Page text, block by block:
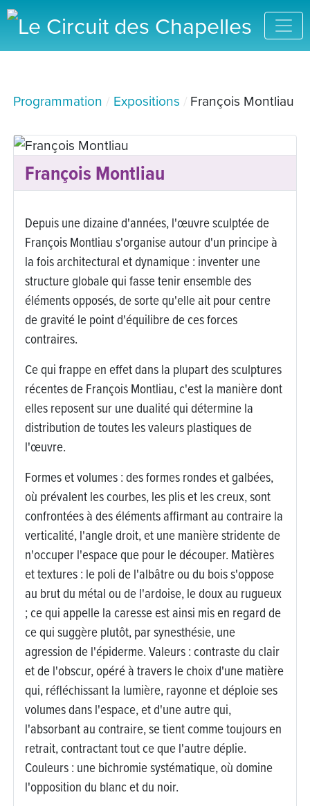
Programmation Expositions François Montliau
François Montliau
Depuis une dizaine d'années, l'œuvre sculptée de
François Montliau s'organise autour d'un principe à
la fois architectural et dynamique : inventer une
structure globale qui fasse tenir ensemble des
éléments opposés, de sorte qu'elle ait pour centre
de gravité le point d'équilibre de ces forces
contraires.
Ce qui frappe en effet dans la plupart des sculptures
récentes de François Montliau, c'est la manière dont
elles reposent sur une dualité qui détermine la
distribution de toutes les valeurs plastiques de
l'œuvre.
Formes et volumes : des formes rondes et galbées,
où prévalent les courbes, les plis et les creux, sont
confrontées à des éléments affirmant au contraire la
verticalité, l'angle droit, et une manière stridente de
n'occuper l'espace que pour le découper. Matières
et textures : le poli de l'albâtre ou du bois s'oppose
au brut du métal ou de l'ardoise, le doux au rugueux
; ce qui appelle la caresse est ainsi mis en regard de
ce qui suggère plutôt, par synesthésie, une
agression de l'épiderme. Valeurs : contraste du clair
et de l'obscur, opéré à travers le choix d'une matière
qui, réfléchissant la lumière, rayonne et déploie ses
volumes dans l'espace, et d'une autre qui,
l'absorbant au contraire, se tient comme toujours en
retrait, contractant tout ce que l'autre déplie.
Couleurs : une bichromie systématique, où domine
l'opposition du blanc et du noir.